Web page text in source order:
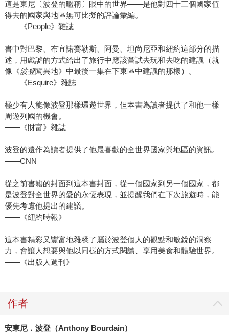
這是東尼〔波登的暱稱〕眼中的世界——是他對四十三個國家值
得去的國家與地區無可比擬的評論彙編。
——《People》雜誌
書中對巴黎、布宜諾賽勒斯、阿曼、坦尚尼亞和紐約這部分的描
述，用戲謔的方式給出了旅行中應該嘗試去玩和去吃的建議（就
像《波登闖異地》中最後一集在下東區中建議的那樣）。
——《Esquire》雜誌
極少有人能像波登那樣環遊世界，但本書為讀者提供了和他一樣
周遊列國的機會。
——《財富》雜誌
波登的遺作為讀者提供了他最喜歡的全世界國家與地區的資訊。
——CNN
從之前書籍的封面到這本書封面，從一個國家到另一個國家，都
是波登對全世界的愛的永恆表現，並提醒我們在下次旅遊時，能
優先考慮他提出的建議。
——《紐約時報》
這本書精彩又豐富地雜糅了屬於波登個人的觀點和敏銳的洞察
力，會讓人想要與他以同樣的方式閱讀、享用美食和體驗世界。
——《出版人週刊》
作者
安東尼．波登（Anthony Bourdain）